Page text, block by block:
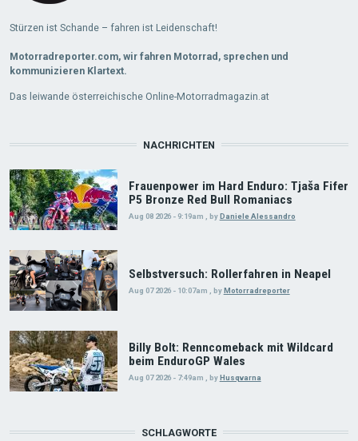
Stürzen ist Schande – fahren ist Leidenschaft!
Motorradreporter.com, wir fahren Motorrad, sprechen und
kommunizieren Klartext.
Das leiwande österreichische Online-Motorradmagazin.at
NACHRICHTEN
Frauenpower im Hard Enduro: Tjaša Fifer
P5 Bronze Red Bull Romaniacs
Aug 08 2026 - 9:19am , by Daniele Alessandro
Selbstversuch: Rollerfahren in Neapel
Aug 07 2026 - 10:07am byMotorradreporter
Billy Bolt: Renncomeback mit Wildcard
beim EnduroGP Wales
Aug 07 2026 - 7:49am byHusqvarna
SCHLAGWORTE